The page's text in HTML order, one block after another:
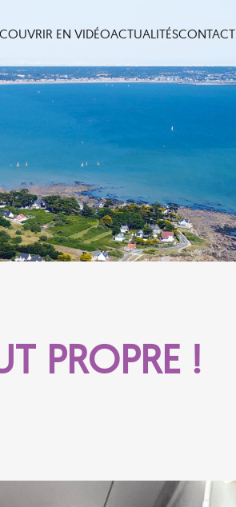
EN VIDÉOACTUALITÉSCONTACT
PROPRE !